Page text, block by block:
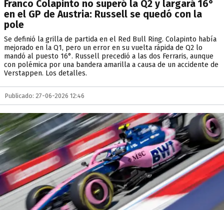
Franco Colapinto no superó la Q2 y largará 16°
en el GP de Austria: Russell se quedó con la
pole
Se definió la grilla de partida en el Red Bull Ring. Colapinto había
mejorado en la Q1, pero un error en su vuelta rápida de Q2 lo
mandó al puesto 16°. Russell precedió a las dos Ferraris, aunque
con polémica por una bandera amarilla a causa de un accidente de
Verstappen. Los detalles.
Publicado: 27-06-2026 12:46